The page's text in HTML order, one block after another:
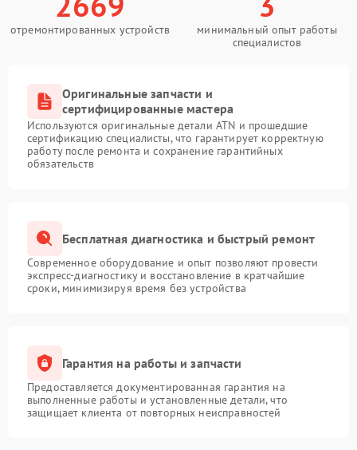
отремонтированных устройств
минимальный опыт работы
специалистов
Оригинальные запчасти и
сертифицированные мастера
Используются оригинальные детали ATN и прошедшие
сертификацию специалисты, что гарантирует корректную
работу после ремонта и сохранение гарантийных
обязательств
Бесплатная диагностика и быстрый ремонт
Современное оборудование и опыт позволяют провести
экспресс-диагностику и восстановление в кратчайшие
сроки, минимизируя время без устройства
Гарантия на работы и запчасти
Предоставляется документированная гарантия на
выполненные работы и установленные детали, что
защищает клиента от повторных неисправностей